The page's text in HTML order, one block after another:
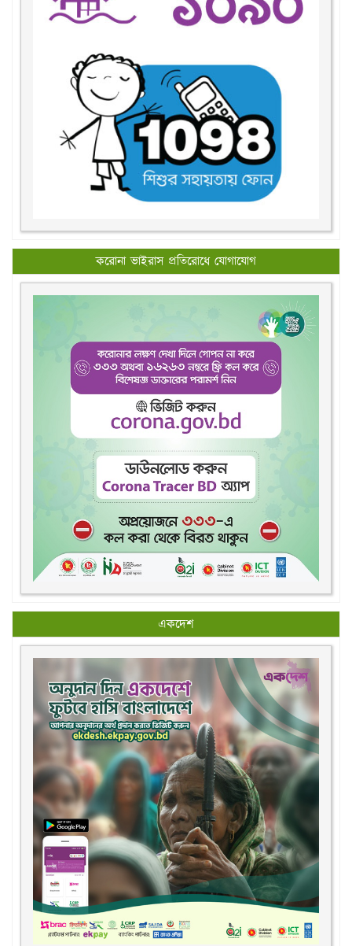
করোনা ভাইরাস প্রতিরোধে যোগাযোগ
একদেশ